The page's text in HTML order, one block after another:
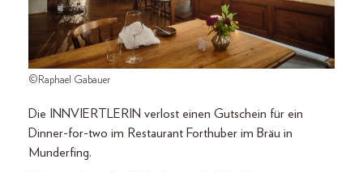
©Raphael Gabauer
Die INNVIERTLERIN verlost einen Gutschein für ein
Dinner-for-two im Restaurant Forthuber im Bräu in
Munderfing.